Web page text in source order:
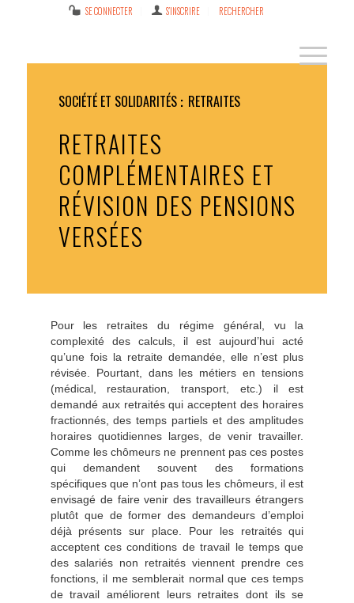
SE CONNECTER S’INSCRIRE RECHERCHER
SOCIÉTÉ ET SOLIDARITÉS RETRAITES
RETRAITES
COMPLÉMENTAIRES ET
RÉVISION DES PENSIONS
VERSÉES
Pour les retraites du régime général, vu la
complexité des calculs, il est aujourd’hui acté
qu’une fois la retraite demandée, elle n’est plus
révisée. Pourtant, dans les métiers en tensions
(médical, restauration, transport, etc.) il est
demandé aux retraités qui acceptent des horaires
fractionnés, des temps partiels et des amplitudes
horaires quotidiennes larges, de venir travailler.
Comme les chômeurs ne prennent pas ces postes
qui demandent souvent des formations
spécifiques que n’ont pas tous les chômeurs, il est
envisagé de faire venir des travailleurs étrangers
plutôt que de former des demandeurs d’emploi
déjà présents sur place. Pour les retraités qui
acceptent ces conditions de travail le temps que
des salariés non retraités viennent prendre ces
fonctions, il me semblerait normal que ces temps
de travail améliorent leurs retraites dont ils se